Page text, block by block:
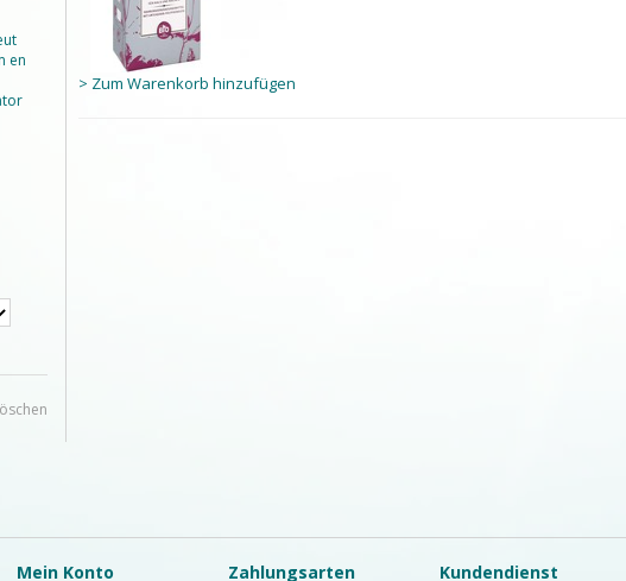
en
> Zum Warenkorb hinzufügen
Mein Konto Zahlungsarten Kundendienst